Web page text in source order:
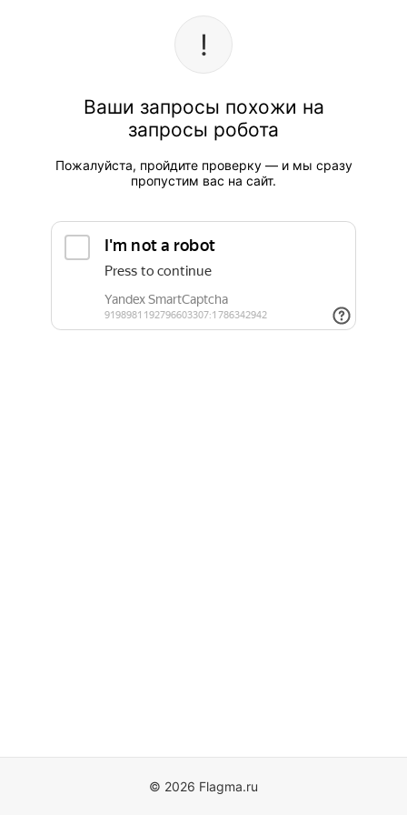
Ваши запросы похожи на
запросы робота
Пожалуйста, пройдите проверку — и мы сразу
пропустим вас на сайт.
© 2026 Flagma.ru